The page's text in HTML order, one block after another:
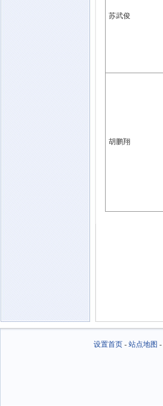
苏武俊
胡鹏翔
设置首页- 站点地图 -